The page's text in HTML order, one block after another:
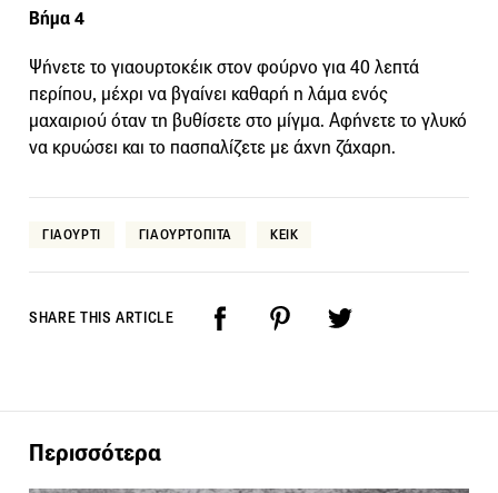
Βήμα 4
Ψήνετε το γιαουρτοκέικ στον φούρνο για 40 λεπτά
περίπου, μέχρι να βγαίνει καθαρή η λάμα ενός
μαχαιριού όταν τη βυθίσετε στο μίγμα. Αφήνετε το γλυκό
να κρυώσει και το πασπαλίζετε με άχνη ζάχαρη.
ΓΙΑΟΥΡΤΙ ΓΙΑΟΥΡΤΟΠΙΤΑ ΚΕΙΚ
SHARE THIS ARTICLE
Περισσότερα